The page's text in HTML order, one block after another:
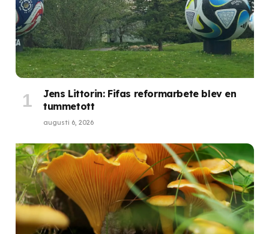
Jens Littorin: Fifas reformarbete blev en
tummetott
augusti 6, 2026